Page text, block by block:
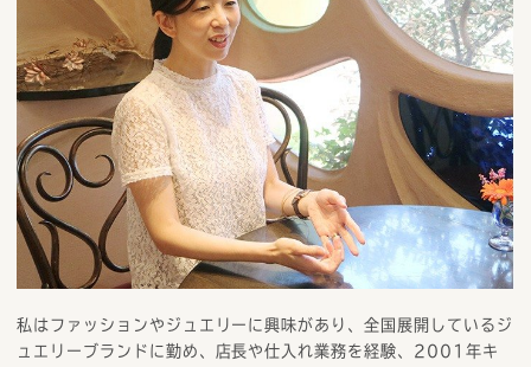
私はファッションやジュエリーに興味があり、全国展開しているジ
ュエリーブランドに勤め、店長や仕入れ業務を経験、2001年キ